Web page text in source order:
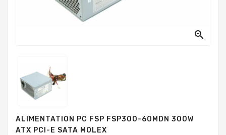
Mémoires
RAM
Durs

ALIMENTATION PC FSP FSP300-60MDN 300W
ATX PCI-E SATA MOLEX